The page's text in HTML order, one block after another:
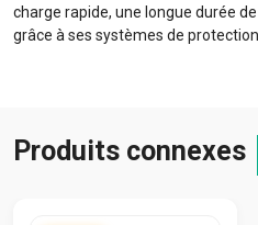
charge rapide, une longue durée
grâce à ses systèmes de
Produits connexes